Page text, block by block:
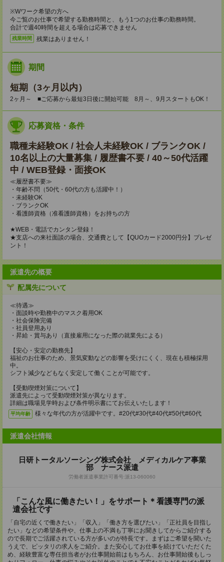
※Wワーク希望の方へ
今ご覧のお仕事で希望する勤務時間と、もう1つのお仕事の勤務時間。
合計で週40時間を超える場合は応募できません
残業時間 残業はありません！
期間
短期（3ヶ月以内）
2ヶ月～ ■ご応募から最短3日後に開始可能 8月～、9月スタートもOK！
応募資格・条件
職種未経験OK / 社会人未経験OK / ブランクOK /
10名以上の大量募集 / 履歴書不要 / 40～50代活躍
中 / WEB登録・面接OK
≪履歴書不要≫
・年齢不問（50代・60代の方も活躍中！）
・未経験OK
・ブランクOK
・看護師資格（准看護師資格）をお持ちの方
★WEB・電話でカンタン登録！
★支店への来社面談の場合、交通費として【QUOカード2000円分】プレゼ
ント！
派遣先の概要
配属先について
≪待遇≫
・面談時や勤務中のマスク着用OK
・社会保険完備
・社員登用あり
・昇給・賞与あり（直接雇用になった際の就業先による）
【安心・安定の勤務先】
福祉のお仕事のため、景気変動などの影響を受けにくく、現在も積極採用
中。
シフト減少などもなく安定して働くことが可能です。
【受動喫煙対策について】
派遣先によって受動喫煙対策が異なります。
詳細は職場見学時および条件明示書にてお伝えいたします！
平均年齢 様々な年代の方が活躍中です。#20代#30代#40代#50代#60代
派遣会社情報
日研トータルソーシング株式会社 メディカルケア事業
部 ナース派遣
労働者派遣事業許可番号:派13-060060
「こんな風に働きたい！」をサポート＊看護専門の派
遣会社です
「自宅の近くで働きたい」「収入」「働き方を選びたい」「正社員を目指し
たい」などの希望条件や、仕事上の不満も丁寧にお聞きしてからご紹介する
ので長期でご活躍されている方が多いのが特長です。まずはご希望を聞いた
うえで、ピッタリの求人をご紹介。また安心してお仕事を続けていただくた
め、経験豊富な専任担当者がお仕事開始前はもちろん、お仕事開始後もしっ